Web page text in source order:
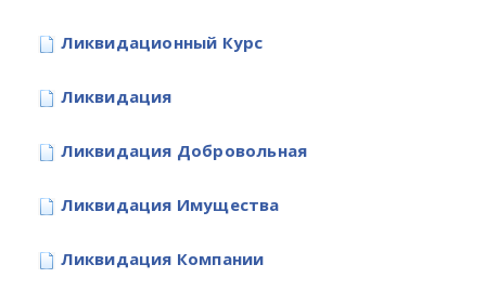
Ликвидационный Курс
Ликвидация
Ликвидация Добровольная
Ликвидация Имущества
Ликвидация Компании